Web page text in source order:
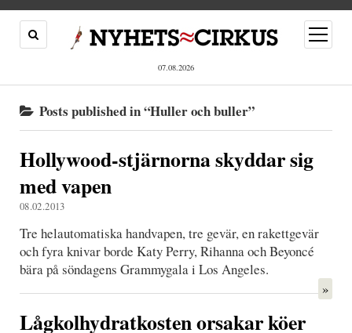
07.08.2026
open
menu
Posts published in “Huller och buller”
Hollywood-stjärnorna skyddar sig
med vapen
08.02.2013
Tre helautomatiska handvapen, tre gevär, en rakettgevär
och fyra knivar borde Katy Perry, Rihanna och Beyoncé
bära på söndagens Grammygala i Los Angeles.
»
Lågkolhydratkosten orsakar köer